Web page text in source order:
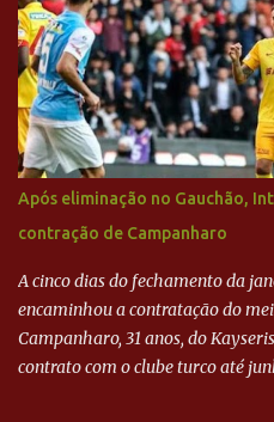
Após eliminação no Gauchão,
contração de Campanharo
A cinco dias do fechamento da
encaminhou a contratação do
Campanharo, 31 anos, do
contrato com o clube turco até